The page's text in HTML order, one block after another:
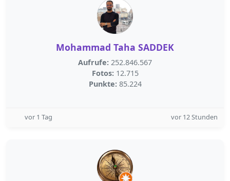
Mohammad Taha SADDEK
Aufrufe: 252.846.567
Fotos: 12.715
Punkte: 85.224
vor 1 Tag vor 12 Stunden